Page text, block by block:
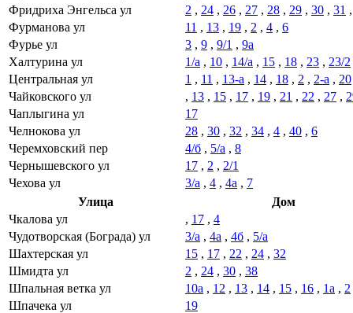
Фридриха Энгельса ул
2 , 24 , 26 , 27 , 28 , 29 , 30 , 31
Фурманова ул
11 , 13 , 19 , 2 , 4 , 6
Фурье ул
3 , 9 , 9/1 , 9а
Халтурина ул
1/а , 10 , 14/а , 15 , 18 , 23 , 23/2
Центральная ул
1 , 11 , 13-а , 14 , 18 , 2 , 2-а , 20
Чайковского ул
, 13 , 15 , 17 , 19 , 21 , 22 , 27 ,
Чаплыгина ул
17
Челнокова ул
28 , 30 , 32 , 34 , 4 , 40 , 6
Черемховский пер
4/б , 5/а , 8
Чернышевского ул
17 , 2 , 2/1
Чехова ул
3/а , 4 , 4а , 7
Улица
Дом
Чкалова ул
, 17 , 4
Чудотворская (Бограда) ул
3/а , 4а , 4б , 5/а
Шахтерская ул
15 , 17 , 22 , 24 , 32
Шмидта ул
2 , 24 , 30 , 38
Шпальная ветка ул
10а , 12 , 13 , 14 , 15 , 16 , 1а , 2
Шпачека ул
19